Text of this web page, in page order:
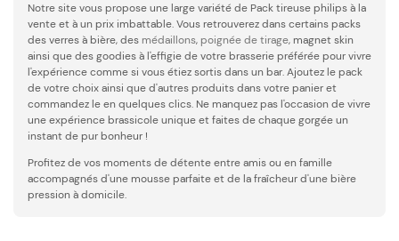
Notre site vous propose une large variété de Pack tireuse philips à la
vente et à un prix imbattable. Vous retrouverez dans certains packs
des verres à bière, des médaillons, poignée de tirage, magnet skin
ainsi que des goodies à l'effigie de votre brasserie préférée pour vivre
l'expérience comme si vous étiez sortis dans un bar. Ajoutez le pack
de votre choix ainsi que d'autres produits dans votre panier et
commandez le en quelques clics. Ne manquez pas l'occasion de vivre
une expérience brassicole unique et faites de chaque gorgée un
instant de pur bonheur !
Profitez de vos moments de détente entre amis ou en famille
accompagnés d'une mousse parfaite et de la fraîcheur d'une bière
pression à domicile.